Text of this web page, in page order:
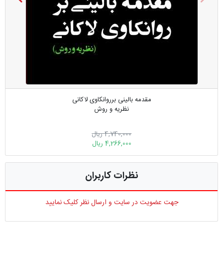
مقدمه بالینی برروانکاوی لاکانی
نظریه و روش
4,740,000 ریال
4,266,000 ریال
نظرات کاربران
جهت عضویت در سایت و ارسال نظر کلیک نمایید